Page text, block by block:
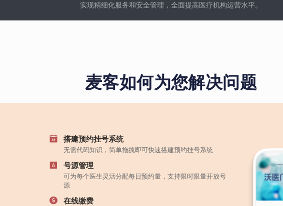
实现精细化服务和安全管理，全面提高医疗机构运营水平。
麦客如何为您解决问题
搭建预约挂号系统
无需代码知识，简单拖拽即可快速搭建预约挂号系统
号源管理
可为每个医生灵活分配每日预约量，支持限时限量开放号
源
在线缴费